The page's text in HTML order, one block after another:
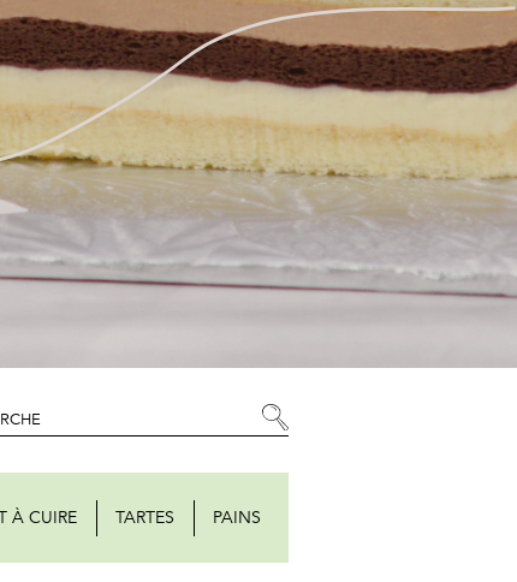
À CUIRE TARTES PAINS